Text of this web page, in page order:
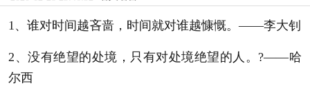
1、谁对时间越吝啬，时间就对谁越慷慨。——李大钊
2、没有绝望的处境，只有对处境绝望的人。?——哈
尔西